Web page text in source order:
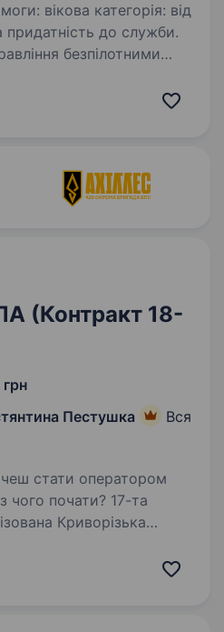
придатність до служби.
безпілотними
уважність
(Контракт 18-
Пестушка
Вся
чого почати? 17-та
Криворізька
щодо захисту